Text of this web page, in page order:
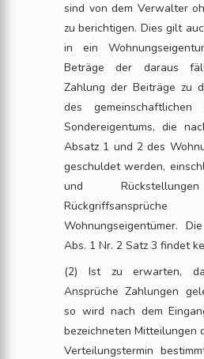
sind von dem Verwalter
zu berichtigen. Dies gilt
in ein
Beträge der daraus
Zahlung der Beiträge zu
des
Sondereigentums, die
Absatz 1 und 2 des
geschuldet werden,
und
Wohnungseigentümer.
Abs. 1 Nr. 2 Satz 3 findet
(2) Ist zu erwarten,
Ansprüche Zahlungen
so wird nach dem
bezeichneten Mitteilungen
Verteilungstermin